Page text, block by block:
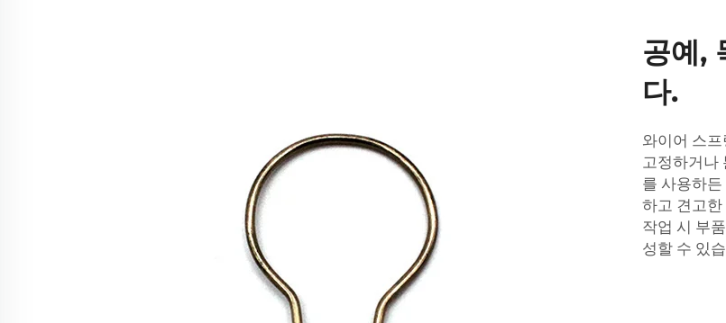
공예,
다.
와이어 스
고정하거나
를 사용하
하고 견고
작업 시 부
성할 수 있